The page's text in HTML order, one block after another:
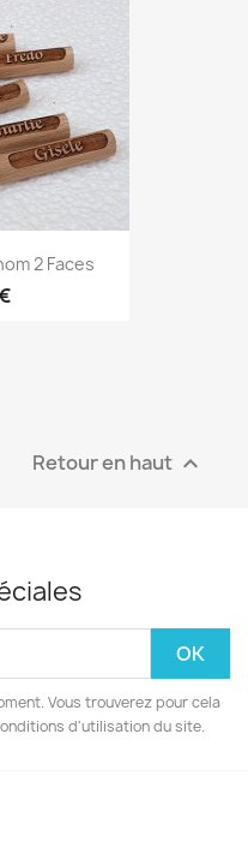
2 Faces
Retour en haut 
Vous trouverez pour cela
d'utilisation du site.